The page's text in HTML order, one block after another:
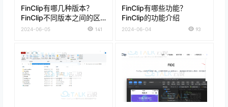
FinClip有哪几种版本？
FinClip不同版本之间的区
别
2024-06-05 141
FinClip有哪些功能？
FinClip的功能介绍
2024-06-04 93